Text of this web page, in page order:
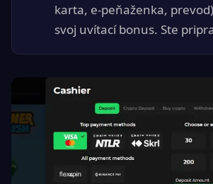
karta, e-peňaženka,
svoj uvítací bonus. Ste